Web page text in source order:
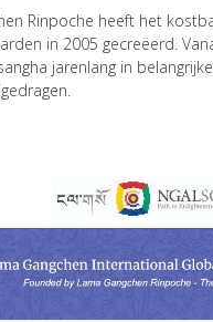
Rinpoche heeft het
in 2005 gecreëerd.
jarenlang in